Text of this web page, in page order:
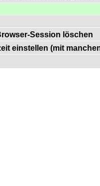
Session löschen
einstellen (mit